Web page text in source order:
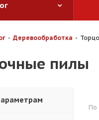
- Деревообработка -
пилы
По